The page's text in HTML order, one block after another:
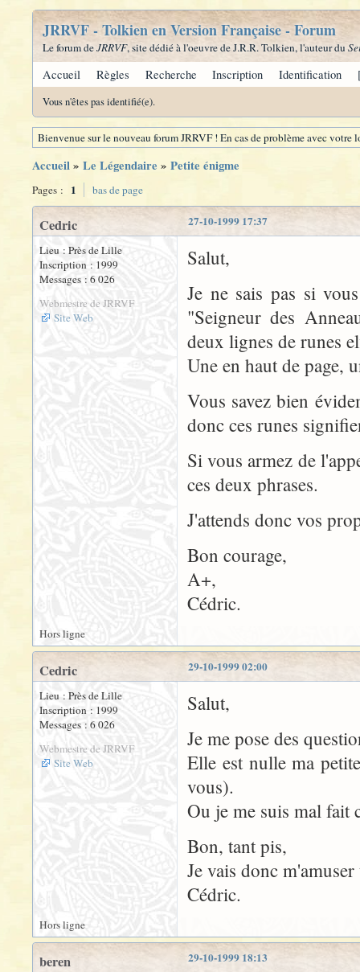
JRRVF - Tolkien en Version Française - Forum
Le forum deJRRVF, site dédié à l'oeuvre de J.R.R. Tolkien, l'auteur du
Accueil Règles Recherche Inscription Identification
Vous n'êtes pas identifié(e).
Bienvenue sur le nouveau forum JRRVF ! En cas de problème avec
Accueil» Le Légendaire » Petite énigme
Pages : 1 bas de page
27-10-1999 17:37
Cedric
Lieu : Près de Lille
Inscription : 1999
Messages : 6 026
Webmestre de JRRVF
Site Web
Salut,
Je ne sais pas si
"Seigneur des
deux lignes de runes
Une en haut de page,
Vous savez bien
donc ces runes
Si vous armez de
ces deux phrases.
J'attends donc vos
Bon courage,
A+,
Cédric.
Hors ligne
29-10-1999 02:00
Cedric
Lieu : Près de Lille
Inscription : 1999
Messages : 6 026
Webmestre de JRRVF
Site Web
Salut,
Je me pose des
Elle est nulle ma
vous).
Ou je me suis mal fait
Bon, tant pis,
Je vais donc
Cédric.
Hors ligne
29-10-1999 18:13
beren